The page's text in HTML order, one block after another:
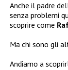
Anche il padre
senza problemi
scoprire come
Ma chi sono gli
Andiamo a